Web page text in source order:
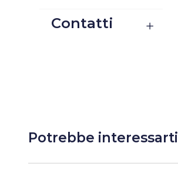
Contatti
Potrebbe interessarti